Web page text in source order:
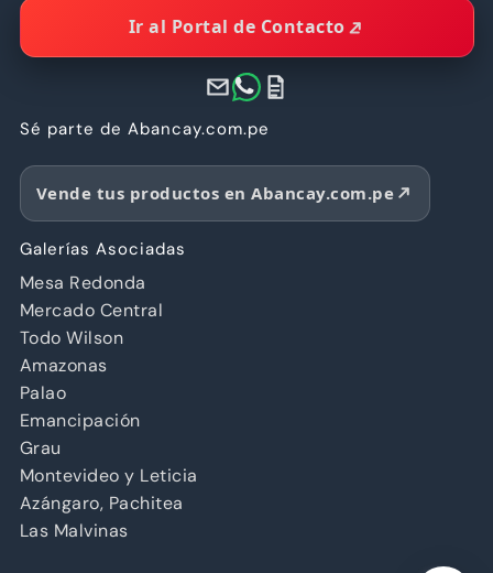
Ir al Portal de Contacto
Sé parte de Abancay.com.pe
Vende tus productos en Abancay.com.pe
Galerías Asociadas
Mesa Redonda
Mercado Central
Todo Wilson
Amazonas
Palao
Emancipación
Grau
Montevideo y Leticia
Azángaro, Pachitea
Las Malvinas